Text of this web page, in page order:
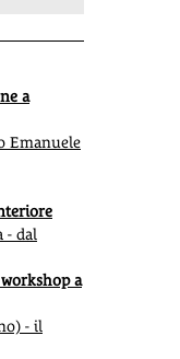
a
Emanuele
- dal
a
- il